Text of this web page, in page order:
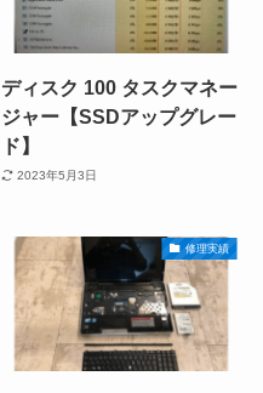
ディスク 100 タスクマネー
ジャー【SSDアップグレー
ド】
2023年5月3日
修理実績